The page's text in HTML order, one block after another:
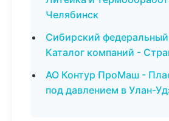
Челябинск
Сибирский
Каталог компаний -
АО Контур ПроМаш -
под давлением в Улан-